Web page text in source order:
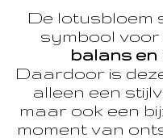
De lotusbloem
symbool voor
balans en
Daardoor is
alleen een
maar ook een
moment van